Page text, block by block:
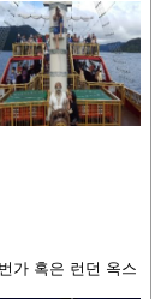
가 혹은 런던 옥스